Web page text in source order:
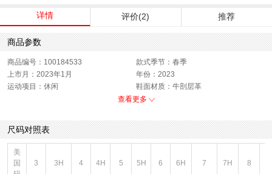
详情 评价(2) 推荐
商品参数
商品编号：100184533
款式季节：春季
上市月：2023年1月
年份：2023
运动项目：休闲
鞋面材质：牛剖层革
销售季：23Q1
渠道划分：线下同步
上市时间：2023年春季
鞋帮：低帮
色系：白色
风格：健步
查看更多
尺码对照表
美
国
3 3H 4 4H 5 5H 6 6H 7 7H 8